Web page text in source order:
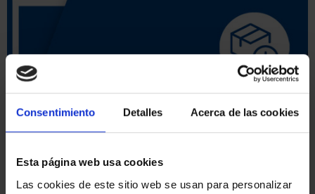
Consentimiento Detalles Acerca de las cookies
Esta página web usa cookies
Las cookies de este sitio web se usan para personalizar